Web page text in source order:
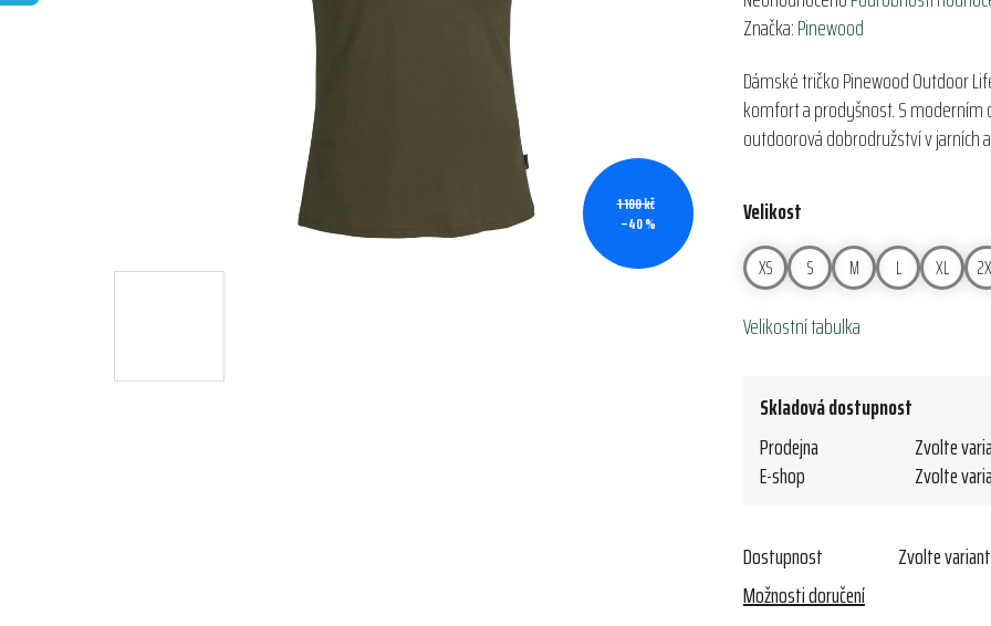
hodnocení
je
0,0
z
hvězdiček.
Značka:Pinewood
Dámské tričko Pinewood Outdoor
komfort a prodyšnost. S
outdoorová dobrodružství v jarních
Velikost
XS S M L XL
Velikostní tabulka
Skladová dostupnost
Prodejna
Zvolte
E-shop
Zvolte
Dostupnost
Zvolte
Možnosti doručení
1 100 kč
–40 %